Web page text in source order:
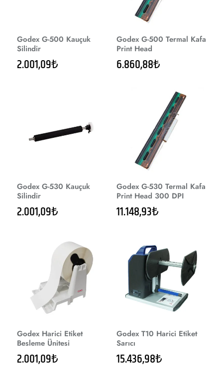
Godex G-500 Kauçuk
Silindir
2.001,09₺
Godex G-500 Termal Kafa
Print Head
6.860,88₺
Godex G-530 Kauçuk
Silindir
2.001,09₺
Godex G-530 Termal Kafa
Print Head 300 DPI
11.148,93₺
Godex Harici Etiket
Besleme Ünitesi
2.001,09₺
Godex T10 Harici Etiket
Sarıcı
15.436,98₺